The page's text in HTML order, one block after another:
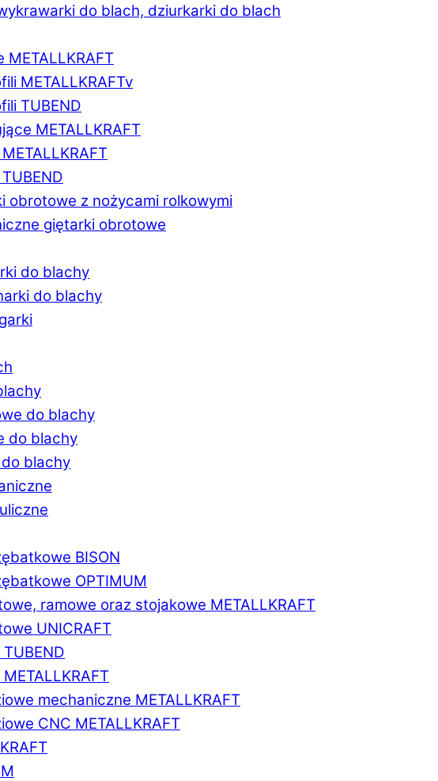
do blach, dziurkarki do blach
METALLKRAFTv
TUBEND
METALLKRAFT
obrotowe z nożycami rolkowymi
giętarki obrotowe
do blachy
do blachy
do blachy
do blachy
blachy
BISON
OPTIMUM
ramowe oraz stojakowe METALLKRAFT
UNICRAFT
mechaniczne METALLKRAFT
CNC METALLKRAFT